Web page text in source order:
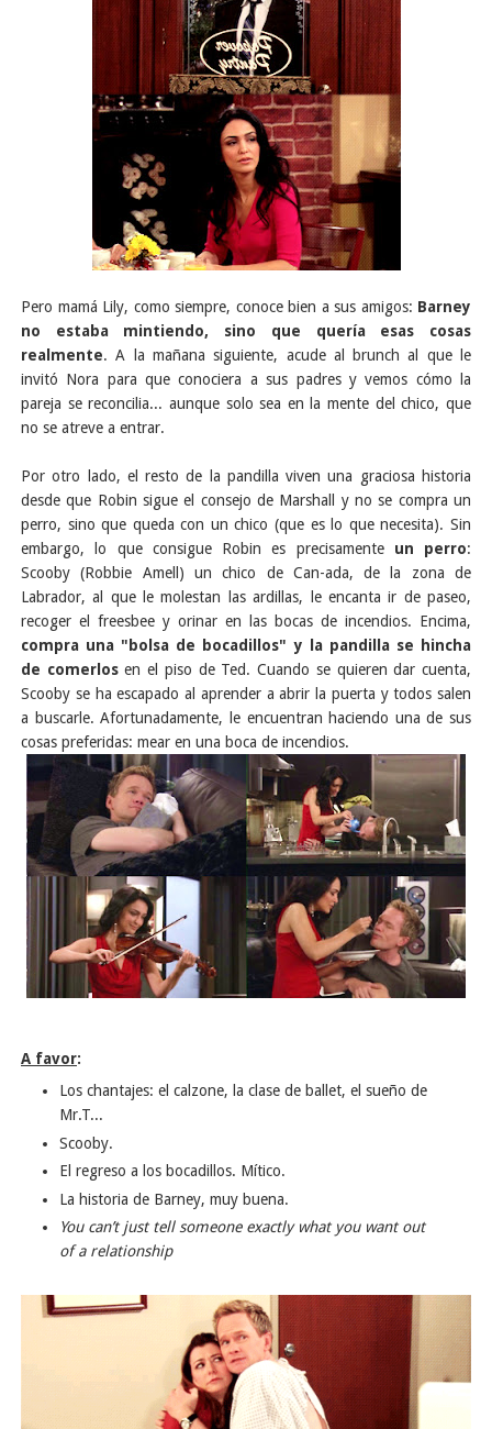
Pero mamá Lily, como siempre, conoce bien a sus amigos: Barney
no estaba mintiendo, sino que quería esas cosas
realmente. A la mañana siguiente, acude al brunch al que le
invitó Nora para que conociera a sus padres y vemos cómo la
pareja se reconcilia... aunque solo sea en la mente del chico, que
no se atreve a entrar.
Por otro lado, el resto de la pandilla viven una graciosa historia
desde que Robin sigue el consejo de Marshall y no se compra un
perro, sino que queda con un chico (que es lo que necesita). Sin
embargo, lo que consigue Robin es precisamente un perro:
Scooby (Robbie Amell) un chico de Can-ada, de la zona de
Labrador, al que le molestan las ardillas, le encanta ir de paseo,
recoger el freesbee y orinar en las bocas de incendios. Encima,
compra una "bolsa de bocadillos" y la pandilla se hincha
de comerlosen el piso de Ted. Cuando se quieren dar cuenta,
Scooby se ha escapado al aprender a abrir la puerta y todos salen
a buscarle. Afortunadamente, le encuentran haciendo una de sus
cosas preferidas: mear en una boca de incendios.
A favor:
Los chantajes: el calzone, la clase de ballet, el sueño de
Mr.T...
Scooby.
El regreso a los bocadillos. Mítico.
La historia de Barney, muy buena.
You can’t just tell someone exactly what you want out
of a relationship